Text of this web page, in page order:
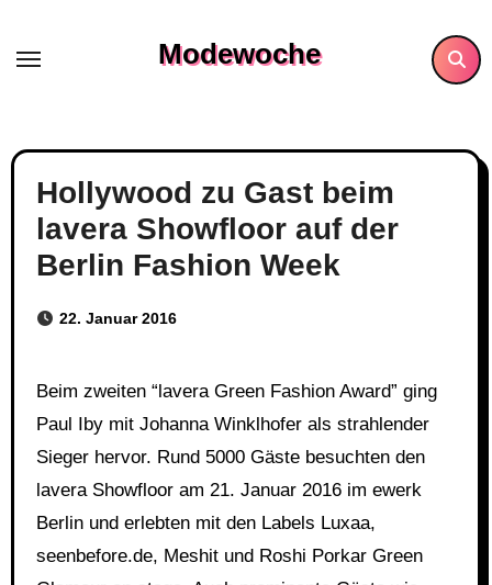
content
Modewoche
Hollywood zu Gast beim
lavera Showfloor auf der
Berlin Fashion Week
22. Januar 2016
Beim zweiten “lavera Green Fashion Award” ging
Paul Iby mit Johanna Winklhofer als strahlender
Sieger hervor. Rund 5000 Gäste besuchten den
lavera Showfloor am 21. Januar 2016 im ewerk
Berlin und erlebten mit den Labels Luxaa,
seenbefore.de, Meshit und Roshi Porkar Green